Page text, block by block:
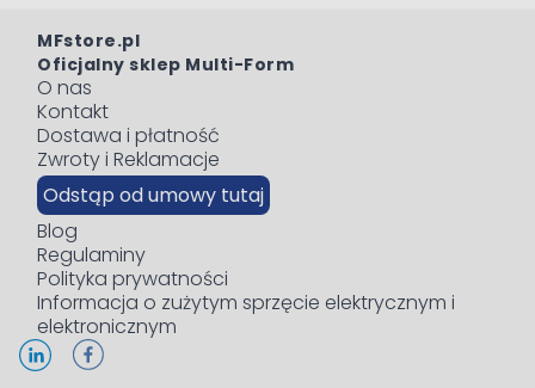
MFstore.pl
Oficjalny sklep Multi-Form
O nas
Kontakt
Dostawa i płatność
Zwroty i Reklamacje
Odstąp od umowy tutaj
Blog
Regulaminy
Polityka prywatności
Informacja o zużytym sprzęcie elektrycznym i
elektronicznym